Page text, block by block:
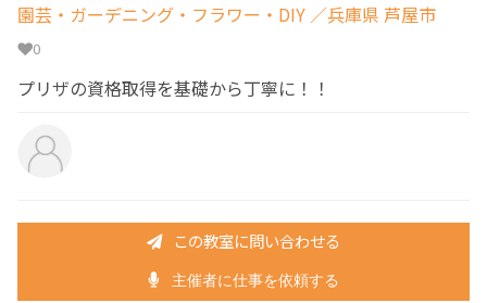
園芸・ガーデニング・フラワー・DIY ／兵庫県 芦屋市
0
プリザの資格取得を基礎から丁寧に！！
この教室に問い合わせる
主催者に仕事を依頼する